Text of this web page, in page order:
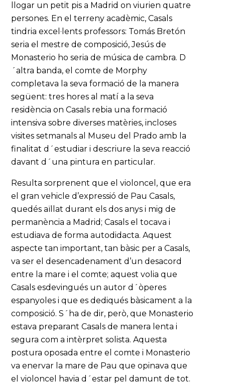
llogar un petit pis a Madrid on viurien quatre
persones. En el terreny acadèmic, Casals
tindria excel·lents professors: Tomás Bretón
seria el mestre de composició, Jesús de
Monasterio ho seria de música de cambra. D
´altra banda, el comte de Morphy
completava la seva formació de la manera
següent: tres hores al matí a la seva
residència on Casals rebia una formació
intensiva sobre diverses matèries, incloses
visites setmanals al Museu del Prado amb la
finalitat d´estudiar i descriure la seva reacció
davant d´una pintura en particular.
Resulta sorprenent que el violoncel, que era
el gran vehicle d’expressió de Pau Casals,
quedés aïllat durant els dos anys i mig de
permanència a Madrid; Casals el tocava i
estudiava de forma autodidacta. Aquest
aspecte tan important, tan bàsic per a Casals,
va ser el desencadenament d’un desacord
entre la mare i el comte; aquest volia que
Casals esdevingués un autor d´òperes
espanyoles i que es dediqués bàsicament a la
composició. S´ha de dir, però, que Monasterio
estava preparant Casals de manera lenta i
segura com a intèrpret solista. Aquesta
postura oposada entre el comte i Monasterio
va enervar la mare de Pau que opinava que
el violoncel havia d´estar pel damunt de tot.